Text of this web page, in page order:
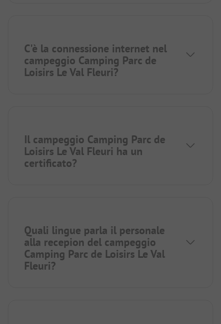
C'è la connessione internet nel
campeggio Camping Parc de
Loisirs Le Val Fleuri?
Il campeggio Camping Parc de
Loisirs Le Val Fleuri ha un
certificato?
Quali lingue parla il personale
alla recepion del campeggio
Camping Parc de Loisirs Le Val
Fleuri?